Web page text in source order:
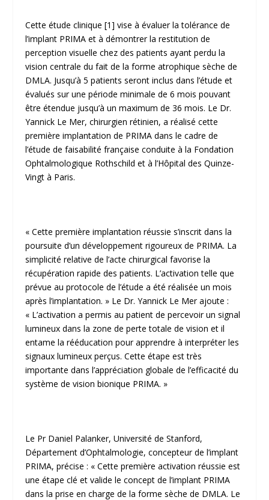
Cette étude clinique[1] vise à évaluer la tolérance de
l’implant PRIMA et à démontrer la restitution de
perception visuelle chez des patients ayant perdu la
vision centrale du fait de la forme atrophique sèche de
DMLA. Jusqu’à 5 patients seront inclus dans l’étude et
évalués sur une période minimale de 6 mois pouvant
être étendue jusqu’à un maximum de 36 mois. Le Dr.
Yannick Le Mer, chirurgien rétinien, a réalisé cette
première implantation de PRIMA dans le cadre de
l’étude de faisabilité française conduite à la Fondation
Ophtalmologique Rothschild et à l’Hôpital des Quinze-
Vingt à Paris.
« Cette première implantation réussie s’inscrit dans la
poursuite d’un développement rigoureux de PRIMA. La
simplicité relative de l’acte chirurgical favorise la
récupération rapide des patients. L’activation telle que
prévue au protocole de l’étude a été réalisée un mois
après l’implantation. » Le Dr. Yannick Le Merajoute :
« L’activation a permis au patient de percevoir un signal
lumineux dans la zone de perte totale de vision et il
entame la rééducation pour apprendre à interpréter les
signaux lumineux perçus. Cette étape est très
importante dans l’appréciation globale de l’efficacité du
système de vision bionique PRIMA. »
Le Pr Daniel Palanker, Université de Stanford,
Département d’Ophtalmologie, concepteur de l’implant
PRIMA, précise : « Cette première activation réussie est
une étape clé et valide le concept de l’implant PRIMA
dans la prise en charge de la forme sèche de DMLA. Le